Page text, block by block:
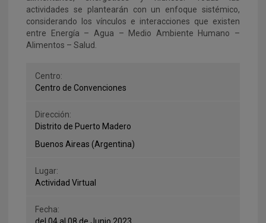
actividades se plantearán con un enfoque sistémico,
considerando los vínculos e interacciones que existen
entre Energía – Agua – Medio Ambiente Humano –
Alimentos – Salud.
Centro:
Centro de Convenciones
Dirección:
Distrito de Puerto Madero
Buenos Aireas (Argentina)
Lugar:
Actividad Virtual
Fecha:
del 04 al 08 de Junio 2023